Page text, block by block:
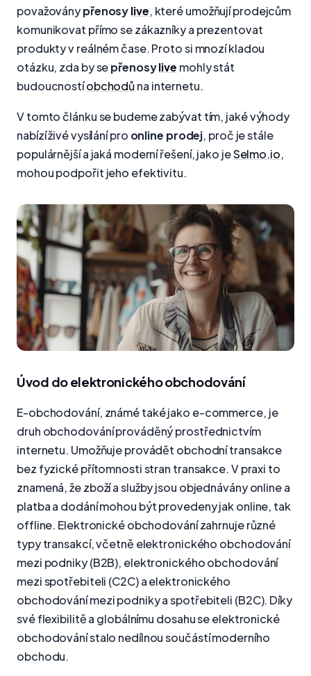
považoványpřenosylive, které umožňují prodejcům
komunikovat přímo se zákazníky a prezentovat
produkty v reálném čase. Proto si mnozí kladou
otázku, zda by sepřenosylive mohly stát
budoucnostíobchodůna internetu.
V tomto článku se budeme zabývat tím, jaké výhody
nabízí živé vysílání pro online prodej, proč je stále
populárnější a jaká moderní řešení, jako jeSelmo.io,
mohou podpořit jeho efektivitu.
Úvod do elektronického obchodování
E-obchodování, známé také jako e-commerce, je
druh obchodování prováděný prostřednictvím
internetu. Umožňuje provádět obchodní transakce
bez fyzické přítomnosti stran transakce. V praxi to
znamená, že zboží a služby jsou objednávány online a
platba a dodání mohou být provedeny jak online, tak
offline. Elektronické obchodování zahrnuje různé
typy transakcí, včetně elektronického obchodování
mezi podniky (B2B), elektronického obchodování
mezi spotřebiteli (C2C) a elektronického
obchodování mezi podniky a spotřebiteli (B2C). Díky
své flexibilitě a globálnímu dosahu se elektronické
obchodování stalo nedílnou součástí moderního
obchodu.